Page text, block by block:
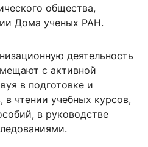
общества,
Дома ученых РАН.
деятельность
с активной
в подготовке и
в чтении учебных курсов,
в руководстве